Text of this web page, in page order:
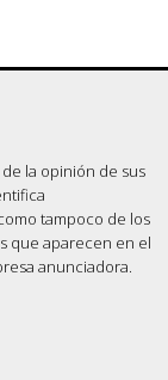
la opinión de sus
tampoco de los
que aparecen en el
anunciadora.